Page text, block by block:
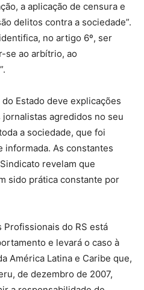
a aplicação de censura e
delitos contra a sociedade”.
no artigo 6º, ser
se ao arbítrio, ao
Estado deve explicações
agredidos no seu
a sociedade, que foi
informada. As constantes
revelam que
sido prática constante por
Profissionais do RS está
e levará o caso à
América Latina e Caribe que,
de dezembro de 2007,